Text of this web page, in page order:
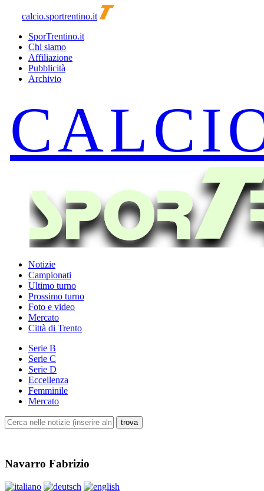
calcio.sportrentino.it
SporTrentino.it
Chi siamo
Affiliazione
Pubblicità
Archivio
Notizie
Campionati
Ultimo turno
Prossimo turno
Foto e video
Mercato
Città di Trento
Serie B
Serie C
Serie D
Eccellenza
Femminile
Mercato
Navarro Fabrizio